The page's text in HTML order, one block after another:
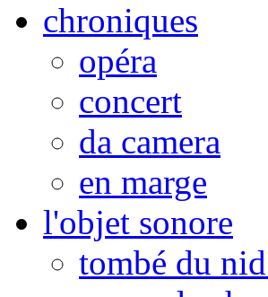
chroniques
opéra
concert
da camera
en marge
l'objet sonore
tombé du